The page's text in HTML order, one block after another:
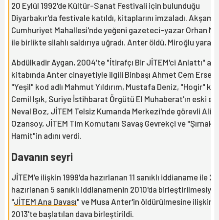
20 Eylül 1992'de Kültür-Sanat Festivali için bulunduğu
Diyarbakır'da festivale katıldı, kitaplarını imzaladı. Akşam
Cumhuriyet Mahallesi'nde yeğeni gazeteci-yazar Orhan
ile birlikte silahlı saldırıya uğradı. Anter öldü, Miroğlu
Abdülkadir Aygan, 2004'te "İtirafçı Bir JİTEM'ci Anlattı" adlı
kitabında Anter cinayetiyle ilgili Binbaşı Ahmet Cem
"Yeşil" kod adlı Mahmut Yıldırım, Mustafa Deniz, "Hogir"
Cemil Işık, Suriye İstihbarat Örgütü El Muhaberat'ın eski
Neval Boz, JİTEM Telsiz Kumanda Merkezi'nde görevli Ali
Ozansoy, JİTEM Tim Komutanı Savaş Gevrekçi ve "Şırnaklı
Hamit"in adını verdi.
Davanın seyri
JİTEM'e ilişkin 1999'da hazırlanan 11 sanıklı iddianame ile
hazırlanan 5 sanıklı iddianamenin 2010'da birleştirilmesiyle
"JİTEM Ana Davası" ve Musa Anter'in öldürülmesine ilişkin
2013'te başlatılan dava birleştirildi.